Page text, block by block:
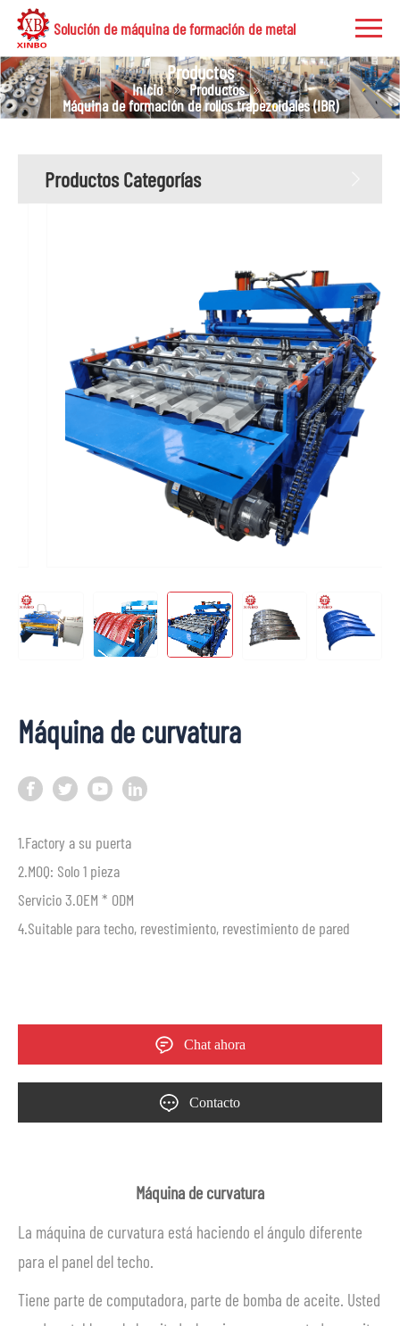
Solución de máquina de formación de metal
Productos
Inicio
Productos
Máquina de formación de rollos trapezoidales (IBR)
Productos Categorías
Máquina de curvatura
1.Factory a su puerta
2.MOQ: Solo 1 pieza
Servicio 3.OEM * ODM
4.Suitable para techo, revestimiento, revestimiento de pared
Chat ahora
Contacto
Máquina de curvatura
La máquina de curvatura está haciendo el ángulo diferente
para el panel del techo.
Tiene parte de computadora, parte de bomba de aceite. Usted